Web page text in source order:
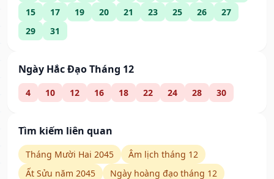
15
17 19 20 21 23 25 26
27
29
31
Ngày Hắc Đạo Tháng 12
4 10 12 16 18 22 24 28 30
Tìm kiếm liên quan
Tháng Mười Hai 2045
Âm lịch tháng 12
Ất Sửu năm 2045
Ngày hoàng đạo tháng 12